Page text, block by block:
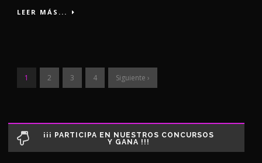
LEER MÁS...
1 2 3 4 Siguiente ›
¡¡¡ PARTICIPA EN NUESTROS CONCURSOS
Y GANA !!!